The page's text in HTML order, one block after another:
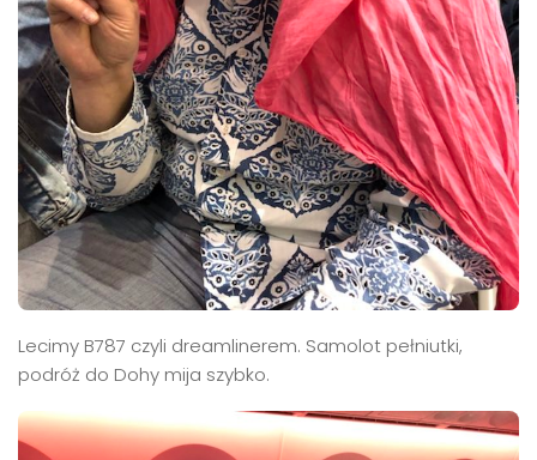
Lecimy B787 czyli dreamlinerem. Samolot pełniutki,
podróż do Dohy mija szybko.